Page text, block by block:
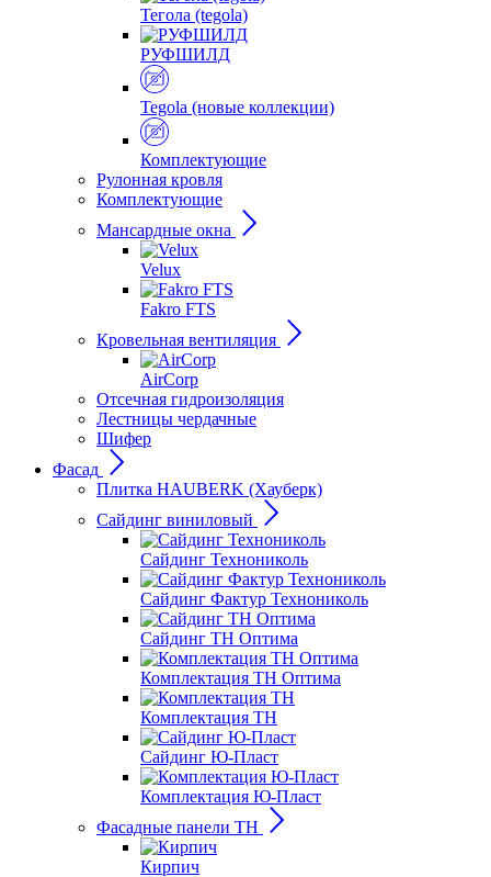
Тегола (tegola)
РУФШИЛД
Tegola (новые коллекции)
Комплектующие
Рулонная кровля
Комплектующие
Мансардные окна
Velux
Fakro FTS
Кровельная вентиляция
AirCorp
Отсечная гидроизоляция
Лестницы чердачные
Шифер
Фасад
Плитка HAUBERK (Хауберк)
Сайдинг виниловый
Сайдинг Технониколь
Сайдинг Фактур Технониколь
Сайдинг ТН Оптима
Комплектация ТН Оптима
Комплектация ТН
Сайдинг Ю-Пласт
Комплектация Ю-Пласт
Фасадные панели ТН
Кирпич